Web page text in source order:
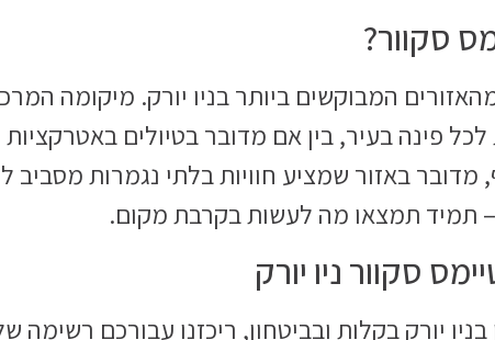
סקוור?
המבוקשים ביותר בניו יורק. מיקומה
פינה בעיר, בין אם מדובר בטיולים באטרקציות
מדובר באזור שמציע חוויות בלתי נגמרות
תמיד תמצאו מה לעשות בקרבת מקום.